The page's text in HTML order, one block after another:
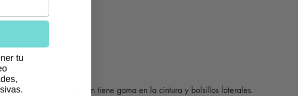
la cintura. El pantalón tiene goma en la cintura y bolsillos laterales.
tu